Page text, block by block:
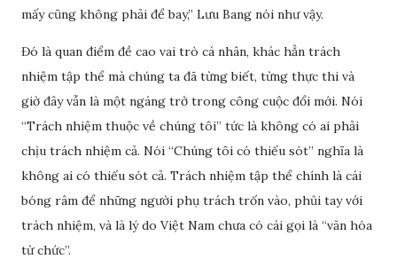
mấy cũng không phải để bay,” Lưu Bang nói như vậy.
Đó là quan điểm đề cao vai trò cá nhân, khác hẳn trách
nhiệm tập thể mà chúng ta đã từng biết, từng thực thi và
giờ đây vẫn là một ngáng trở trong công cuộc đổi mới. Nói
“Trách nhiệm thuộc về chúng tôi” tức là không có ai phải
chịu trách nhiệm cả. Nói “Chúng tôi có thiếu sót” nghĩa là
không ai có thiếu sót cả. Trách nhiệm tập thể chính là cái
bóng râm để những người phụ trách trốn vào, phủi tay với
trách nhiệm, và là lý do Việt Nam chưa có cái gọi là “văn hóa
từ chức”.